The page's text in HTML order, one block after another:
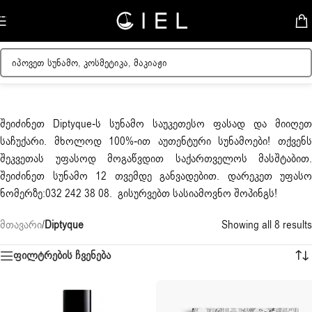
Skip to navigation
შეიძინეთ Diptyque-ს სუნამო საუკეთესო ფასად და მიიღეთ
საჩუქარი. მხოლოდ 100%-ით აუთენტური სუნამოები! თქვენს
შეკვეთას უფასოდ მოგაწვდით საქართველოს მასშტაბით.
შეიძინეთ სუნამო 12 თვემდე განვადებით. დარეკეთ უფასო
ნომერზე:032 242 38 08. გისურვებთ სასიამოვნო შოპინგს!
მთავარი/Diptyque
Showing all 8 results
ფილტრების ჩვენება